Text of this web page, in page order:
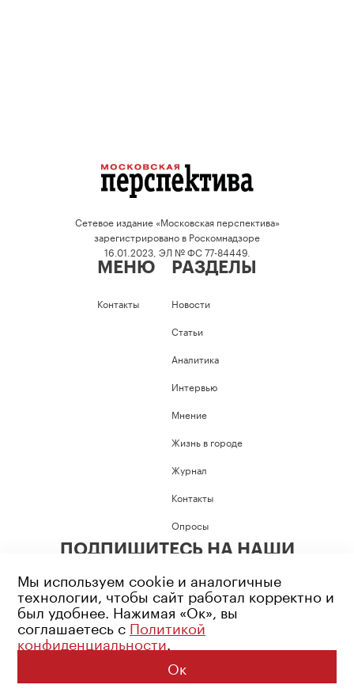
Сетевое издание «Московская перспектива»
зарегистрировано в Роскомнадзоре
16.01.2023, ЭЛ № ФС 77-84449.
МЕНЮ
Контакты
РАЗДЕЛЫ
Новости
Статьи
Аналитика
Интервью
Мнение
Жизнь в городе
Журнал
Контакты
Опросы
ПОДПИШИТЕСЬ НА НАШИ
Возрастное ограничение: 16+
Политика конфиденциальности
© 2026 Все права защищены
Мы используем cookie и аналогичные
технологии, чтобы сайт работал корректно и
был удобнее. Нажимая «Ок», вы
соглашаетесь с Политикой
конфиденциальности.
Ок